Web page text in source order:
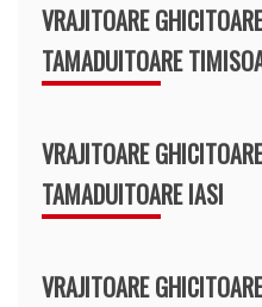
VRAJITOARE
TAMADUITOARE
VRAJITOARE
TAMADUITOARE IASI
VRAJITOARE